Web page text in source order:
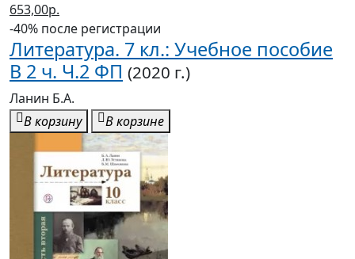
653,00р.
-40% после регистрации
Литература. 7 кл.: Учебное пособие
В 2 ч. Ч.2 ФП (2020 г.)
Ланин Б.А.
В корзину
В корзине